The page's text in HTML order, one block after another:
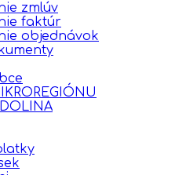
zmlúv
faktúr
objednávok
DOLINA